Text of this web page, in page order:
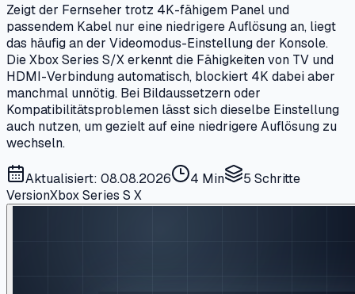
Zeigt der Fernseher trotz 4K-fähigem Panel und
passendem Kabel nur eine niedrigere Auflösung an, liegt
das häufig an der Videomodus-Einstellung der Konsole.
Die Xbox Series S/X erkennt die Fähigkeiten von TV und
HDMI-Verbindung automatisch, blockiert 4K dabei aber
manchmal unnötig. Bei Bildaussetzern oder
Kompatibilitätsproblemen lässt sich dieselbe Einstellung
auch nutzen, um gezielt auf eine niedrigere Auflösung zu
wechseln.
Aktualisiert: 08.08.2026 4 Min 5 Schritte
VersionXbox Series S X